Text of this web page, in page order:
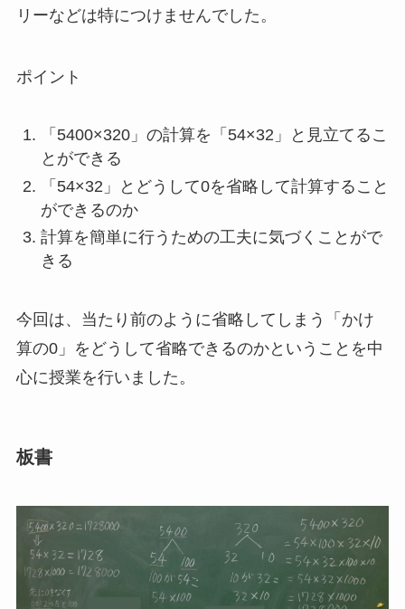
リーなどは特につけませんでした。
ポイント
「5400×320」の計算を「54×32」と見立てるこ
とができる
「54×32」とどうして0を省略して計算すること
ができるのか
計算を簡単に行うための工夫に気づくことがで
きる
今回は、当たり前のように省略してしまう「かけ
算の0」をどうして省略できるのかということを中
心に授業を行いました。
板書